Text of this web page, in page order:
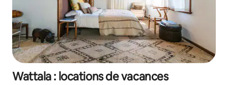
Wattala : locations de vacances